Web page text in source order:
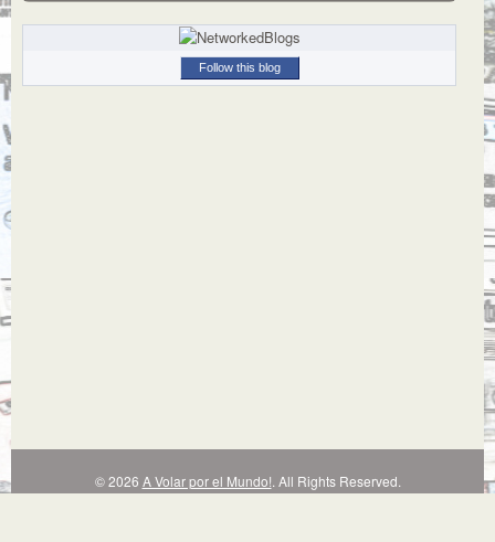
Follow this blog
© 2026 A Volar por el Mundo!. All Rights Reserved.